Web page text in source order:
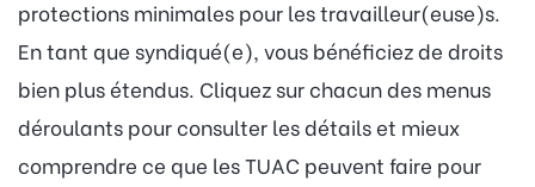
protections minimales pour les travailleur(euse)s.
En tant que syndiqué(e), vous bénéficiez de droits
bien plus étendus. Cliquez sur chacun des menus
déroulants pour consulter les détails et mieux
comprendre ce que les TUAC peuvent faire pour